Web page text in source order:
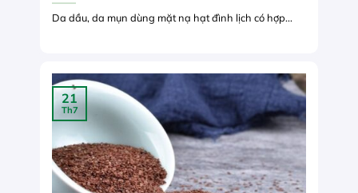
Da dầu, da mụn dùng mặt nạ hạt đình lịch có hợp...
21
Th7